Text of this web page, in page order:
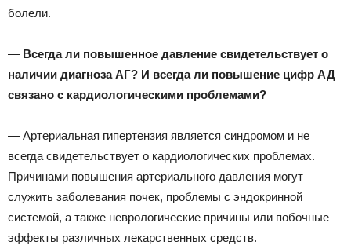
болели.
— Всегда ли повышенное давление свидетельствует о
наличии диагноза АГ? И всегда ли повышение цифр АД
связано с кардиологическими проблемами?
— Артериальная гипертензия является синдромом и не
всегда свидетельствует о кардиологических проблемах.
Причинами повышения артериального давления могут
служить заболевания почек, проблемы с эндокринной
системой, а также неврологические причины или побочные
эффекты различных лекарственных средств.